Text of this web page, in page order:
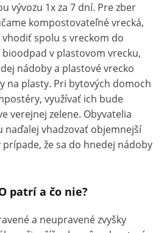
vývozu 1x za 7 dní. Pre zber
kompostovateľné vrecká,
spolu s vreckom do
v plastovom vrecku,
nádoby a plastové vrecko
na plasty. Pri bytových domoch
využívať ich bude
verejnej zelene. Obyvatelia
naďalej vhadzovať objemnejší
že sa do hnedej nádoby
patrí a čo nie?
a neupravené zvyšky